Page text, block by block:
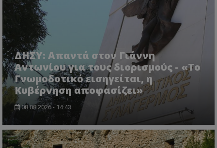
ΔΗΣΥ: Απαντά στον Γιάννη
Αντωνίου για τους διορισμούς - «Το
Γνωμοδοτικό εισηγείται, η
Κυβέρνηση αποφασίζει»
08.08.2026 - 14:43
χωρίς τα απολύτως απαραίτητα cookies.
Προμηθευτής /Πεδίο
usprivacy
.lifenewscy.tothemaonline.com
ASP.NET_SessionId
Microsoft Corporation